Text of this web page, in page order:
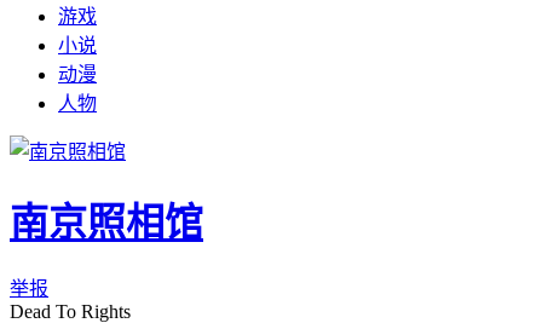
游戏
小说
动漫
人物
南京照相馆
举报
Dead To Rights